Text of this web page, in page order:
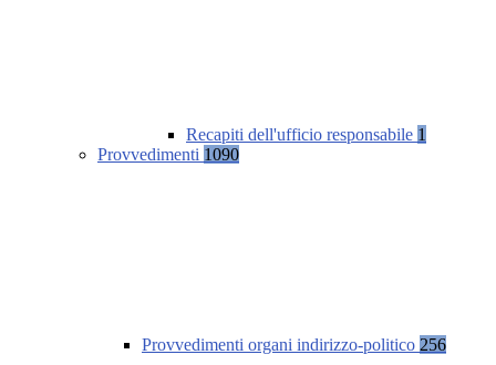
Recapiti dell'ufficio responsabile 1
Provvedimenti 1090
Provvedimenti organi indirizzo-politico 256